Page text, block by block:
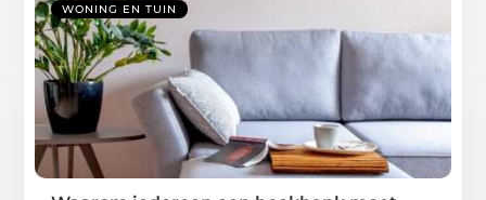
WONING EN TUIN